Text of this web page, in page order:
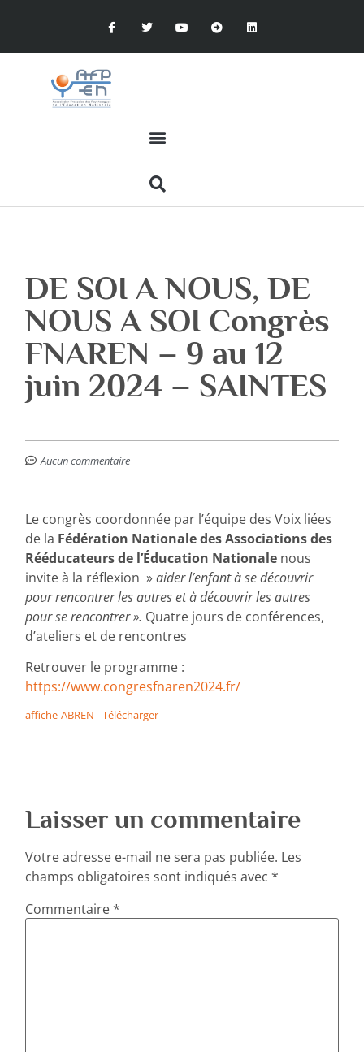
DE SOI A NOUS, DE
NOUS A SOI Congrès
FNAREN – 9 au 12
juin 2024 – SAINTES
Aucun commentaire
Le congrès coordonnée par l’équipe des Voix liées
de la Fédération Nationale des Associations des
Rééducateurs de l’Éducation Nationale nous
invite à la réflexion »aider l’enfant à se découvrir
pour rencontrer les autres et à découvrir les autres
pour se rencontrer ». Quatre jours de conférences,
d’ateliers et de rencontres
Retrouver le programme :
https://www.congresfnaren2024.fr/
affiche-ABREN Télécharger
Laisser un commentaire
Votre adresse e-mail ne sera pas publiée. Les
champs obligatoires sont indiqués avec*
Commentaire*